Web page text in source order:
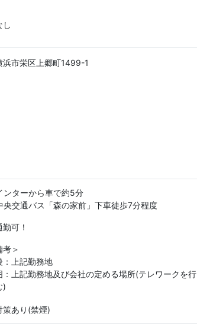
し
浜市栄区上郷町1499-1
ターから車で約5分
交通バス「森の家前」下車徒歩7分程度
可！
＞
：上記勤務地
：上記勤務地及び会社の定める場所(テレワークを行
)
策あり(禁煙)